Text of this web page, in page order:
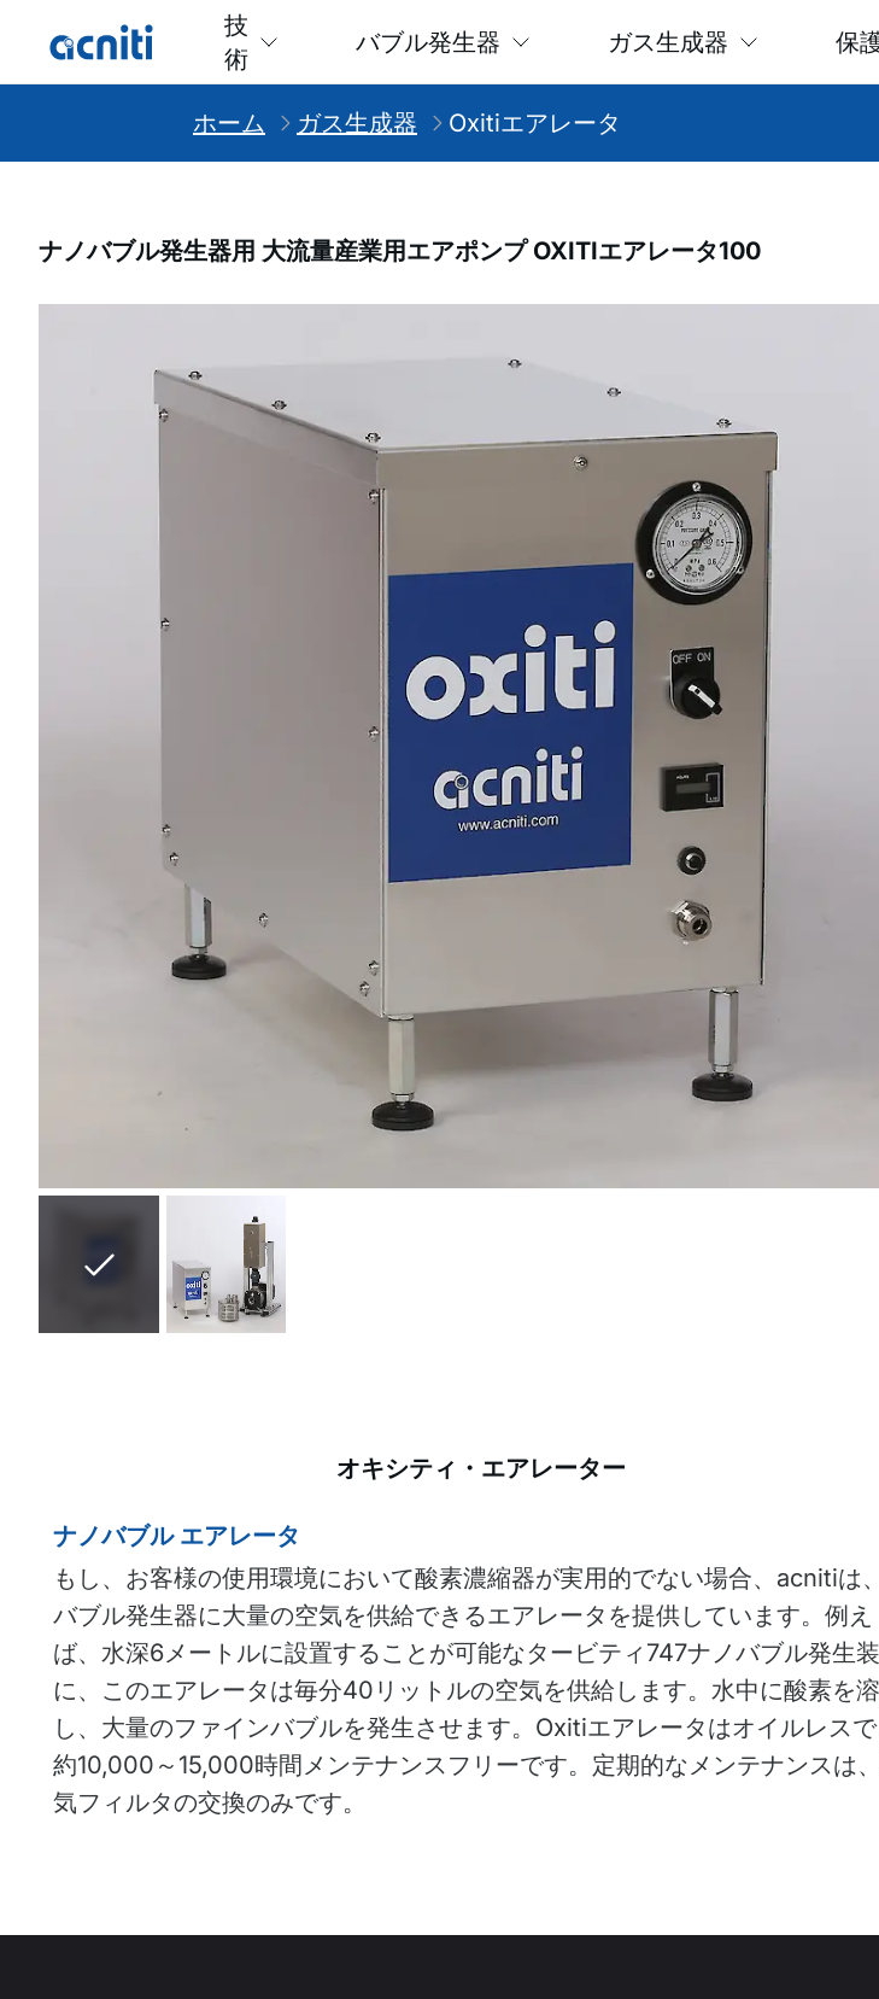
技
術
バブル発生器 ガス生成器 保
ホーム ガス生成器 Oxitiエアレータ
ナノバブル発生器用 大流量産業用エアポンプ OXITIエアレータ100
オキシティ・エアレーター
ナノバブル エアレータ
もし、お客様の使用環境において酸素濃縮器が実用的でない場合、acnitiは、
バブル発生器に大量の空気を供給できるエアレータを提供しています。例え
ば、水深6メートルに設置することが可能なタービティ747ナノバブル発生
に、このエアレータは毎分40リットルの空気を供給します。水中に酸素を
し、大量のファインバブルを発生させます。Oxitiエアレータはオイルレスで
約10,000～15,000時間メンテナンスフリーです。定期的なメンテナンスは
気フィルタの交換のみです。